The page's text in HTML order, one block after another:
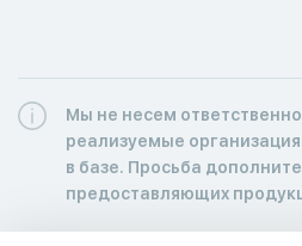
Мы не несем
реализуемые
в базе. Просьба
предоставляющих